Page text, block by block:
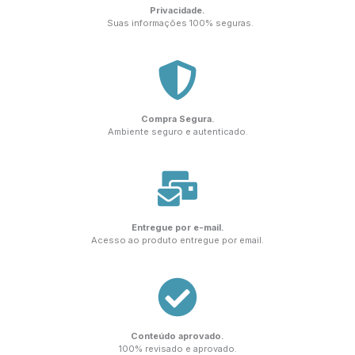
Privacidade.
Suas informações 100% seguras.
Compra Segura.
Ambiente seguro e autenticado.
Entregue por e-mail.
Acesso ao produto entregue por email.
Conteúdo aprovado.
100% revisado e aprovado.